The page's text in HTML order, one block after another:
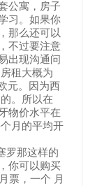
公寓，房子
习。如果你
那么还可以
不过要注意
出现沟通问
租大概为
元。因为西
。所以在
物价水平在
月的平均开
罗那这样的
你可以购买
票，一个 月